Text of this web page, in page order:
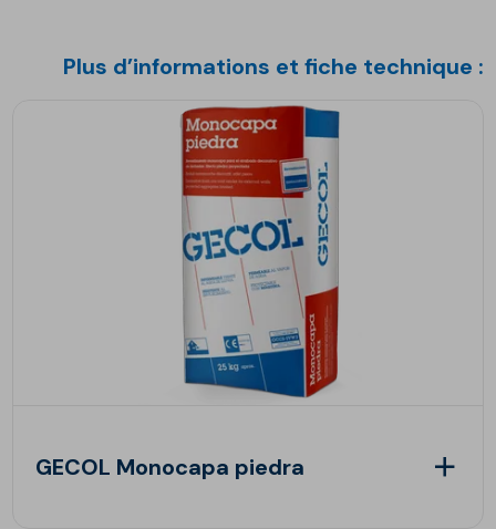
Plus d’informations et fiche technique :
GECOL Monocapa piedra